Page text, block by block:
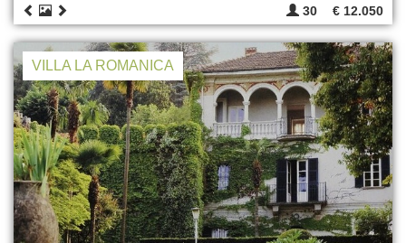
30 € 12.050
VILLA LA ROMANICA